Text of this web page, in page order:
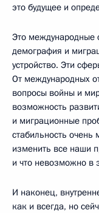
это будущее и
Это международные
демография и
устройство. Эти
От международных
вопросы войны и
возможность
и миграционные
стабильность очень
изменить все наши
и что невозможно в
И наконец,
как и всегда, но